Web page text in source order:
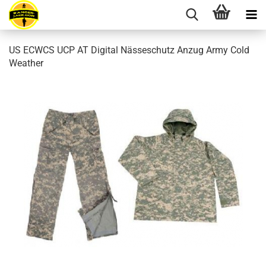
US ECWCS UCP AT Digital Nässeschutz Anzug Army Cold
Weather